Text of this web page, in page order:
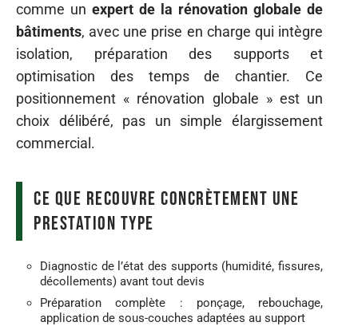
comme un expert de la rénovation globale de
bâtiments, avec une prise en charge qui intègre
isolation, préparation des supports et
optimisation des temps de chantier. Ce
positionnement « rénovation globale » est un
choix délibéré, pas un simple élargissement
commercial.
Ce que recouvre concrètement une
prestation type
Diagnostic de l’état des supports (humidité, fissures,
décollements) avant tout devis
Préparation complète : ponçage, rebouchage,
application de sous-couches adaptées au support